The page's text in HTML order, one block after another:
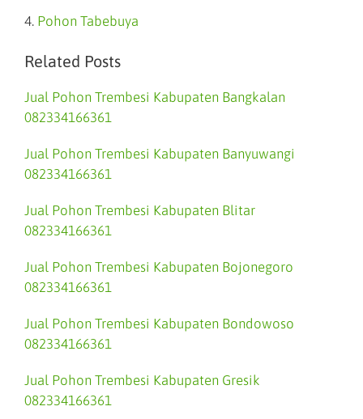
4. Pohon Tabebuya
Related Posts
Jual Pohon Trembesi Kabupaten Bangkalan
082334166361
Jual Pohon Trembesi Kabupaten Banyuwangi
082334166361
Jual Pohon Trembesi Kabupaten Blitar
082334166361
Jual Pohon Trembesi Kabupaten Bojonegoro
082334166361
Jual Pohon Trembesi Kabupaten Bondowoso
082334166361
Jual Pohon Trembesi Kabupaten Gresik
082334166361